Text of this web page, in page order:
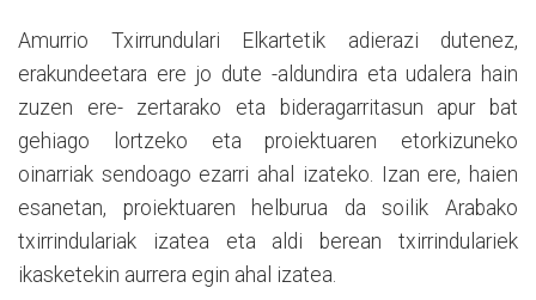
Amurrio Txirrundulari Elkartetik adierazi dutenez,
erakundeetara ere jo dute -aldundira eta udalera hain
zuzen ere- zertarako eta bideragarritasun apur bat
gehiago lortzeko eta proiektuaren etorkizuneko
oinarriak sendoago ezarri ahal izateko. Izan ere, haien
esanetan, proiektuaren helburua da soilik Arabako
txirrindulariak izatea eta aldi berean txirrindulariek
ikasketekin aurrera egin ahal izatea.